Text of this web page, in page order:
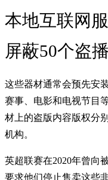
本地互联网
屏蔽50个盗
这些器材通常会预先安
赛事、电影和电视节目
材上的盗版内容版权分
机构。
英超联赛在2020年曾向
要求他们停止售卖这些